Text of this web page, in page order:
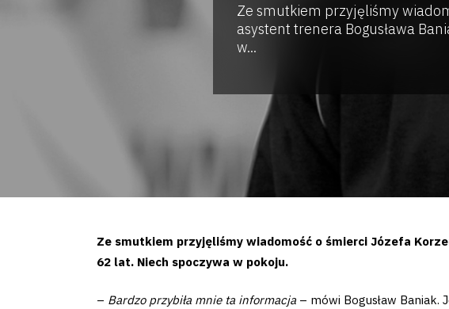
Ze smutkiem przyjęliśmy
asystent trenera Bogusława
w...
Ze smutkiem przyjęliśmy wiadomość o śmierci Józefa
62 lat. Niech spoczywa w pokoju.
– Bardzo przybiła mnie ta informacja – mówi Bogusław